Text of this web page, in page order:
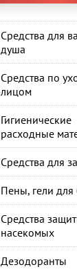
Средства для
душа
Средства по
лицом
Гигиенические
расходные
Средства для
Пены, гели для
Средства
насекомых
Дезодоранты